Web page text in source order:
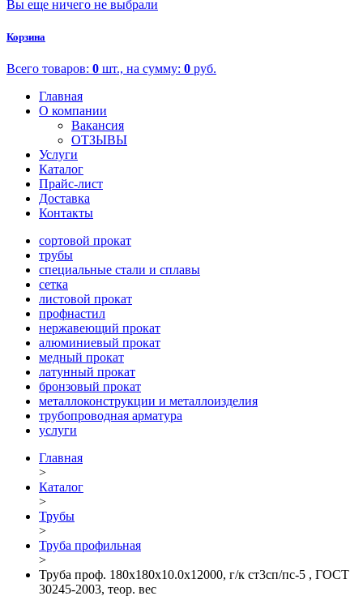
Вы еще ничего не выбрали
Корзина
Всего товаров: 0 шт., на сумму: 0 руб.
Главная
О компании
Вакансия
ОТЗЫВЫ
Услуги
Каталог
Прайс-лист
Доставка
Контакты
сортовой прокат
трубы
специальные стали и сплавы
сетка
листовой прокат
профнастил
нержавеющий прокат
алюминиевый прокат
медный прокат
латунный прокат
бронзовый прокат
металлоконструкции и металлоизделия
трубопроводная арматура
услуги
Главная
>
Каталог
>
Трубы
>
Труба профильная
>
Труба проф. 180х180х10.0х12000, г/к ст3сп/пс-5 , ГОСТ
30245-2003, теор. вес